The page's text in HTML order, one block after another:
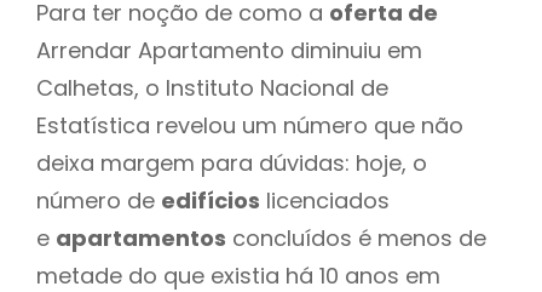
Para ter noção de como a oferta de
Arrendar Apartamento diminuiu em
Calhetas, o Instituto Nacional de
Estatística revelou um número que não
deixa margem para dúvidas: hoje, o
número de edifícios licenciados
e apartamentos concluídos é menos de
metade do que existia há 10 anos em